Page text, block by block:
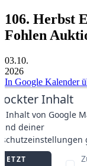
106. Herbst
Fohlen
03.10.
2026
In Google Kalender